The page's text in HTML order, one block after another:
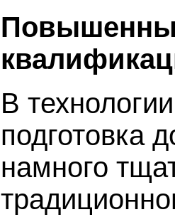
В
подготовка
намного